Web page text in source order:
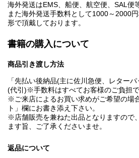
海外発送はEMS、船便、航空便、SAL便
また海外発送手数料として1000～2000
形で頂戴しております。
書籍の購入について
商品引き渡し方法
「先払い後納品(主に佐川急便、レター
(代引)※手数料はすべてお客様のご負担で
※ご来店によるお買い求めがご希望の場
ト」欄にお書き添え下さい。
※店舗販売を兼ねた出品となりますので
ます旨、ご了承くださいませ。
返品について